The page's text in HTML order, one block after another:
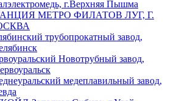
г.Верхняя Пышма
МЕТРО ФИЛАТОВ ЛУГ, Г.
трубопрокатный завод,
Новотрубный завод,
медеплавильный завод,